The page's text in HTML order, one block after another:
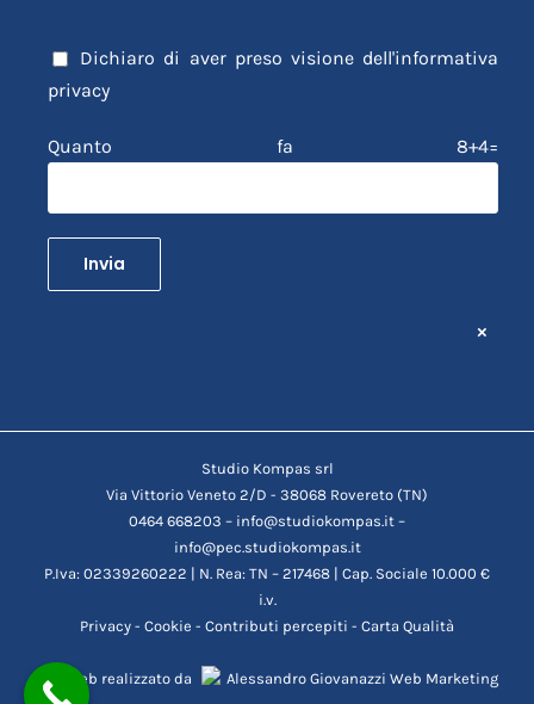
Dichiaro di aver preso visione dell'informativa
privacy
Quanto fa 8+4=
×
Studio Kompas srl
Via Vittorio Veneto 2/D - 38068 Rovereto (TN)
0464 668203 – info@studiokompas.it –
info@pec.studiokompas.it
P.Iva: 02339260222 | N. Rea: TN – 217468 | Cap. Sociale 10.000 €
i.v.
Privacy - Cookie - Contributi percepiti - Carta Qualità
Sito web realizzato da Alessandro Giovanazzi Web Marketing